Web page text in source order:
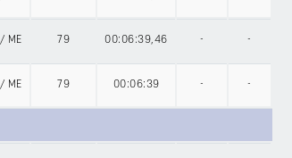
/ ME 79 00:06:39,46 - -
/ ME 79 00:06:39 - -